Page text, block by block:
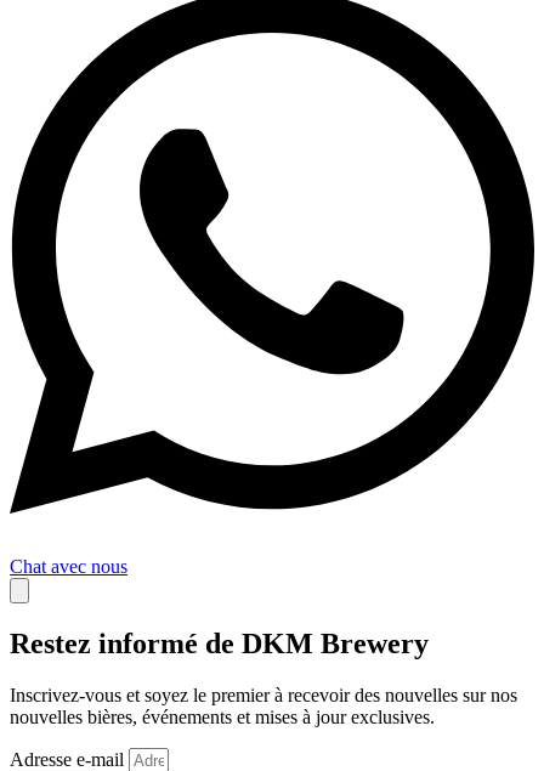
Chat avec nous
Restez informé de DKM Brewery
Inscrivez-vous et soyez le premier à recevoir des nouvelles sur nos
nouvelles bières, événements et mises à jour exclusives.
Adresse e-mail